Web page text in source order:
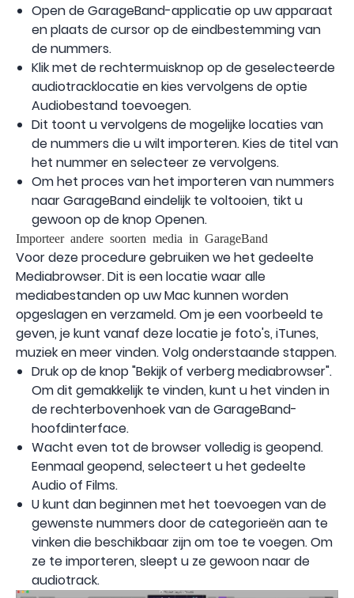
Open de GarageBand-applicatie op uw apparaat
en plaats de cursor op de eindbestemming van
de nummers.
Klik met de rechtermuisknop op de geselecteerde
audiotracklocatie en kies vervolgens de optie
Audiobestand toevoegen.
Dit toont u vervolgens de mogelijke locaties van
de nummers die u wilt importeren. Kies de titel van
het nummer en selecteer ze vervolgens.
Om het proces van het importeren van nummers
naar GarageBand eindelijk te voltooien, tikt u
gewoon op de knop Openen.
Importeer andere soorten media in GarageBand
Voor deze procedure gebruiken we het gedeelte
Mediabrowser. Dit is een locatie waar alle
mediabestanden op uw Mac kunnen worden
opgeslagen en verzameld. Om je een voorbeeld te
geven, je kunt vanaf deze locatie je foto's, iTunes,
muziek en meer vinden. Volg onderstaande stappen.
Druk op de knop "Bekijk of verberg mediabrowser".
Om dit gemakkelijk te vinden, kunt u het vinden in
de rechterbovenhoek van de GarageBand-
hoofdinterface.
Wacht even tot de browser volledig is geopend.
Eenmaal geopend, selecteert u het gedeelte
Audio of Films.
U kunt dan beginnen met het toevoegen van de
gewenste nummers door de categorieën aan te
vinken die beschikbaar zijn om toe te voegen. Om
ze te importeren, sleept u ze gewoon naar de
audiotrack.